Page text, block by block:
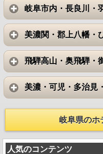
岐阜市内・長良川・
美濃関・郡上八幡・
飛騨高山・奥飛騨・
美濃・可児・多治見
岐阜県のホ
人気のコンテンツ